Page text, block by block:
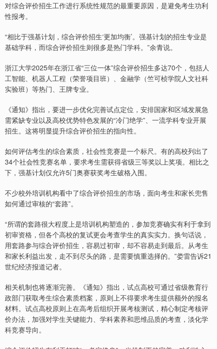
对综合评价招生工作进行系统性规范的最重要原因，是避免考生功利
性报考。
“相比于强基计划，综合评价招生‘更加均衡’。强基计划的招生专业是
基础学科，而综合评价招生则很多是热门学科。”余青说。
浙江大学2025年在浙江省“三位一体”综合评价招生多达70个，包括人
工智能、机器人工程（荣誉项目班）、金融学（竺可桢学院人文社科
实验班）等热门、王牌专业。
《通知》指出，要进一步优化完善试点定位，安排国家和区域发展急
需紧缺专业以及高校优势特色发展的“冷门绝学”、一流学科专业开展
招生。这将明显提升综合评价招生的指向性。
如何评估考生的综合素质，社会性竞赛是一个标尺。有的高校列出了
34个社会性竞赛名单，要求考生需获得省级三等奖以上奖项。相比之
下，强基计划仅允许5门奥赛获奖考生破格入围。
不少校外培训机构看中了综合评价招生的市场，面向考生和家长兜售
如何通过审核的“套路”。
“所谓的套路很大程度上是培训机构塑造的，参加竞赛确实有利于拿到
初审资格，但各个高校的复试更会考查学生的真实实力。换句话说，
用套路参与综合评价招生，容易过初审，却不容易走到最后。从考生
和家长利益出发，走不到尽头的路，是需要慎重选择的。”娄雷告诉21
世纪经济报道记者。
相关机制也将逐渐完善。《通知》指出，试点高校可通过省级教育行
政部门获取考生综合素质档案，原则上不得要求考生提供额外的报名
材料。试点高校原则上在高考后组织开展考核测试，精心制定考核评
价办法，加强对学生关键能力、学科素养和思维品质的考查，淡化学
科竞赛导向。